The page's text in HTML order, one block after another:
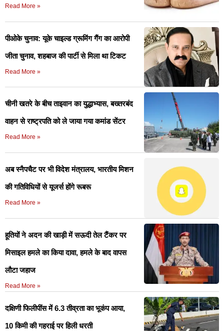
Read More »
पीओके चुनाव: यूके चाइल्ड ग्रूमिंग गैंग का आरोपी
जीता चुनाव, शहबाज की पार्टी से मिला था टिकट
Read More »
चीनी खतरे के बीच ताइवान का युद्धाभ्यास, बख्तरबंद
वाहन से राष्ट्रपति को ले जाया गया कमांड सेंटर
Read More »
अब स्नैपचैट पर भी विदेश मंत्रालय, भारतीय मिशन
की गतिविधियों से यूजर्स होंगे रूबरू
Read More »
हूतियों ने अदन की खाड़ी में सऊदी तेल टैंकर पर
मिसाइल हमले का किया दावा, हमले के बाद वापस
लौटा जहाज
Read More »
दक्षिणी फिलीपींस में 6.3 तीव्रता का भूकंप आया,
10 किमी की गहराई पर हिली धरती